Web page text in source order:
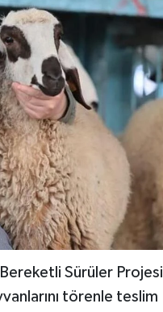
Sürüler Projesi
törenle teslim